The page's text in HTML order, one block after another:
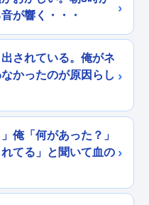
が響く・・・
されている。俺がネ
かったのが原因らし
俺「何があった？」
てる」と聞いて血の